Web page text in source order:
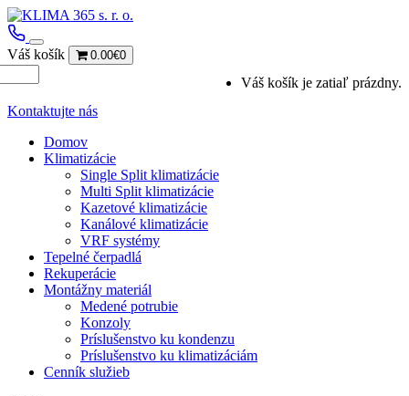
Váš košík 0.00€0
Váš košík je zatiaľ prázdny.
Kontaktujte nás
Domov
Klimatizácie
Single Split klimatizácie
Multi Split klimatizácie
Kazetové klimatizácie
Kanálové klimatizácie
VRF systémy
Tepelné čerpadlá
Rekuperácie
Montážny materiál
Medené potrubie
Konzoly
Príslušenstvo ku kondenzu
Príslušenstvo ku klimatizáciám
Cenník služieb